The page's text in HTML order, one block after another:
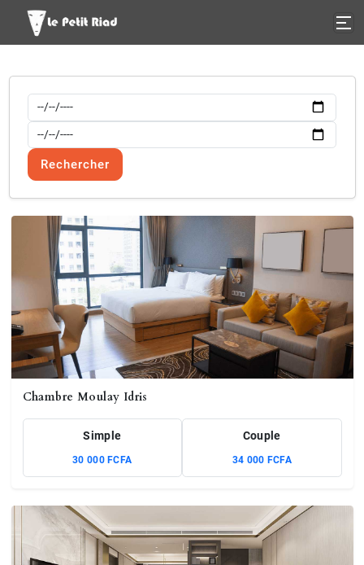
Réserver une chambre
Rechercher
Chambre Moulay Idris
Simple
30 000 FCFA
Couple
34 000 FCFA